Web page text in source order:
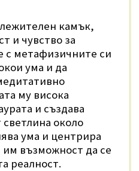
камък,
и чувство за
с метафизичните си
ума и да
му висока
и създава
около
ума и центрира
възможност да се
реалност.